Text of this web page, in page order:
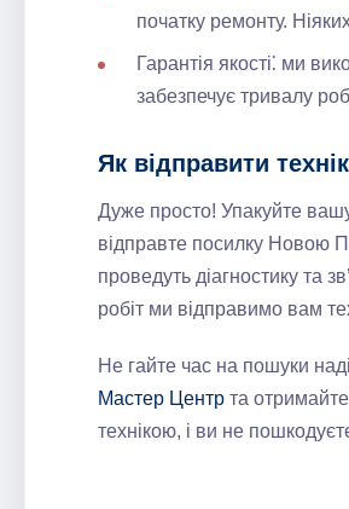
початку ремонту.
Гарантія якості⁚ ми
забезпечує тривалу
Як відправити
Дуже просто! Упакуйте
відправте посилку Новою
проведуть діагностику та
робіт ми відправимо вам
Не гайте час на пошуки
Мастер Центр та
технікою, і ви не